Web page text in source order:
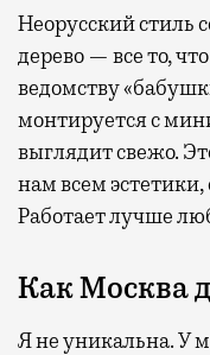
Неорусский стиль
дерево — все то,
ведомству
монтируется с
выглядит свежо.
нам всем
Работает лучше
Как Москва
Я не уникальна. У